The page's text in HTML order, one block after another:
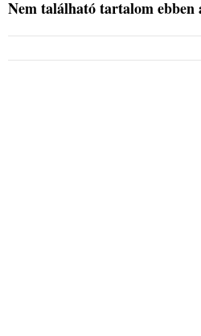
Nem található tartalom ebben